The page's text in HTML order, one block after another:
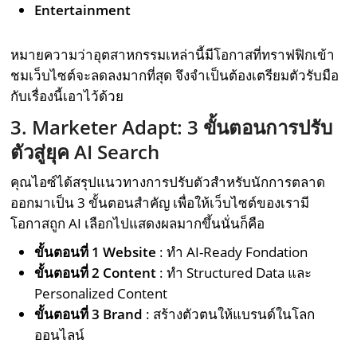
Entertainment
หมายความว่าอุตสาหกรรมเหล่านี้มีโอกาสที่ทราฟฟิกเข้า
ชมเว็บไซต์จะลดลงมากที่สุด จึงจำเป็นต้องเตรียมตัวรับมือ
กับเรื่องนี้เอาไว้ด้วย
3. Marketer Adapt: 3 ขั้นตอนการปรับ
ตัวสู่ยุค AI Search
คุณไอซ์ได้สรุปแนวทางการปรับตัวสำหรับนักการตลาด
ออกมาเป็น 3 ขั้นตอนสำคัญ เพื่อให้เว็บไซต์ของเรามี
โอกาสถูก AI เลือกไปแสดงผลมากขึ้นนั่นก็คือ
ขั้นตอนที่ 1 Website : ทำ AI-Ready Fondation
ขั้นตอนที่ 2 Content : ทำ Structured Data และ
Personalized Content
ขั้นตอนที่ 3 Brand : สร้างตัวตนให้แบรนด์ในโลก
ออนไลน์